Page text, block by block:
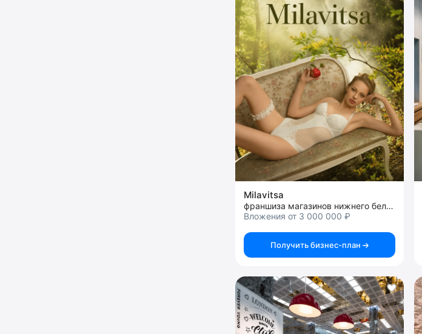
Milavitsa
франшиза магазинов нижнего белья
Вложения от 3 000 000 ₽
Получить бизнес-план